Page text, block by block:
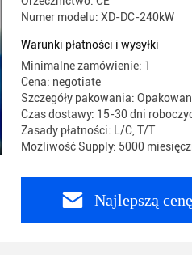
Numer modelu: XD-DC-240kW
Warunki płatności i wysyłki
Minimalne zamówienie: 1
Cena: negotiate
Szczegóły pakowania:
Czas dostawy: 15-30 dni
Zasady płatności: L/C, T/T
Możliwość Supply: 5000
Najlepszą cenę